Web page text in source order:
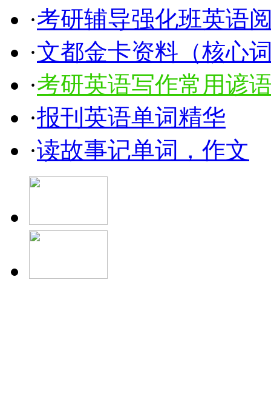
·考研辅导强化班英语
·文都金卡资料（核心
·考研英语写作常用谚
·报刊英语单词精华
·读故事记单词，作文